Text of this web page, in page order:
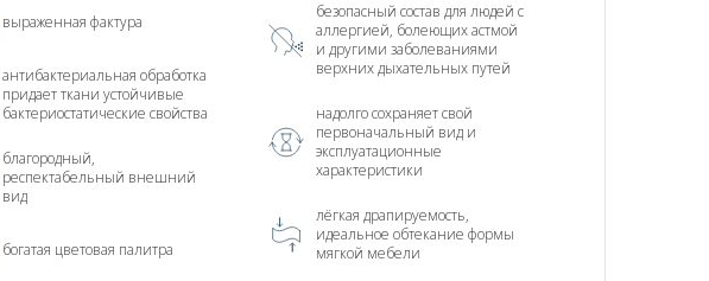
выраженная фактура
антибактериальная обработка
придает ткани устойчивые
бактериостатические свойства
благородный,
респектабельный внешний
вид
богатая цветовая палитра
безопасный состав для людей с
аллергией, болеющих астмой
и другими заболеваниями
верхних дыхательных путей
надолго сохраняет свой
первоначальный вид и
эксплуатационные
характеристики
лёгкая драпируемость,
идеальное обтекание формы
мягкой мебели